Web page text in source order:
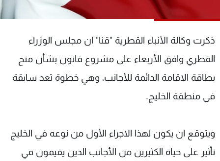
ذكرت وكالة الأنباء القطرية "قنا" ان مجلس الوزراء
القطري وافق الأربعاء على مشروع قانون بشأن منح
بطاقة الاقامة الدائمة للأجانب، وهي خطوة تعد سابقة
في منطقة الخليج.
ويتوقع ان يكون لهذا الاجراء الأول من نوعه في الخليج
تأثير على حياة الكثيرين من الأجانب الذين يقيمون في
الترددات
عن MTV
لاعلاناتكم
وظائف
تواصل معنا
شروط الإسـتخدام
سياسة الخصوصية